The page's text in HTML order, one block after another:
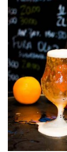
para
conteúdo